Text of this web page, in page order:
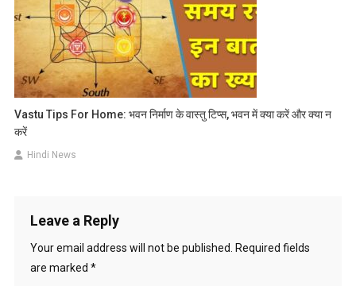
Vastu Tips For Home: भवन निर्माण के वास्तु टिप्स, भवन में क्या करें और क्या न
करें
Hindi News
Leave a Reply
Your email address will not be published.
Required fields
are marked *